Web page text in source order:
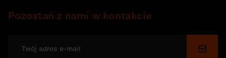
Pozostań z nami w kontakcie
Wyślij